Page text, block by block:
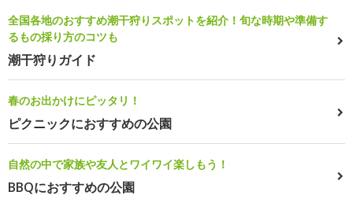
全国各地のおすすめ潮干狩りスポットを紹介！旬な時期や準備す
るもの採り方のコツも
潮干狩りガイド
春のお出かけにピッタリ！
ピクニックにおすすめの公園
自然の中で家族や友人とワイワイ楽しもう！
BBQにおすすめの公園